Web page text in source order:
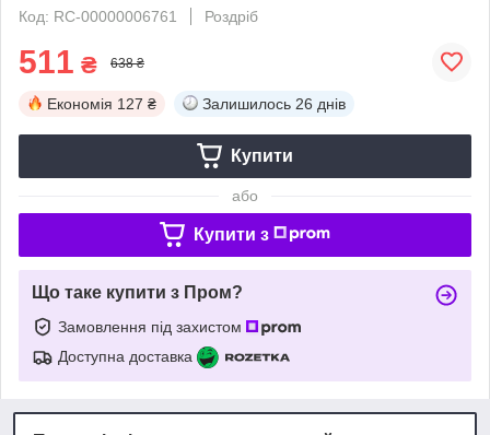
Код: RC-00000006761
Роздріб
511 ₴ 638 ₴
Економія 127 ₴ Залишилось 26 днів
Купити
або
Купити з
Що таке купити з Пром?
Замовлення під захистом
Доступна доставка